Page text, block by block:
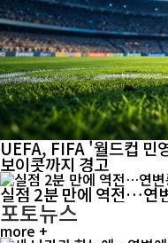
UEFA, FIFA '월드컵 민
보이콧까지 경고
실점 2분 만에 역전…연
포토뉴스
more +